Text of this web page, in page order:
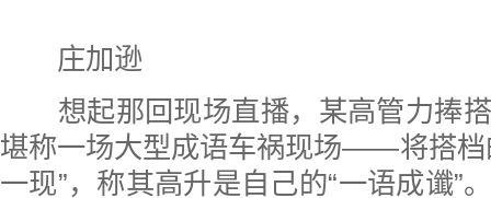
庄加逊
想起那回现场直播，某高管力捧搭
堪称一场大型成语车祸现场——将搭档
一现”，称其高升是自己的“一语成谶”